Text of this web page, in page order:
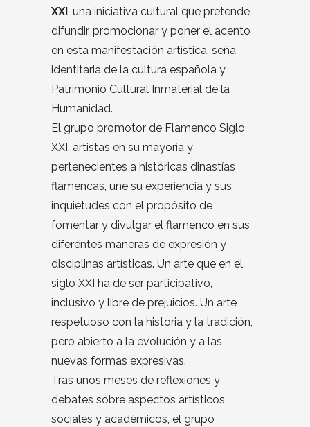
XXI, una iniciativa cultural que pretende
difundir, promocionar y poner el acento
en esta manifestación artística, seña
identitaria de la cultura española y
Patrimonio Cultural Inmaterial de la
Humanidad.
El grupo promotor de Flamenco Siglo
XXI, artistas en su mayoría y
pertenecientes a históricas dinastías
flamencas, une su experiencia y sus
inquietudes con el propósito de
fomentar y divulgar el flamenco en sus
diferentes maneras de expresión y
disciplinas artísticas. Un arte que en el
siglo XXI ha de ser participativo,
inclusivo y libre de prejuicios. Un arte
respetuoso con la historia y la tradición,
pero abierto a la evolución y a las
nuevas formas expresivas.
Tras unos meses de reflexiones y
debates sobre aspectos artísticos,
sociales y académicos, el grupo